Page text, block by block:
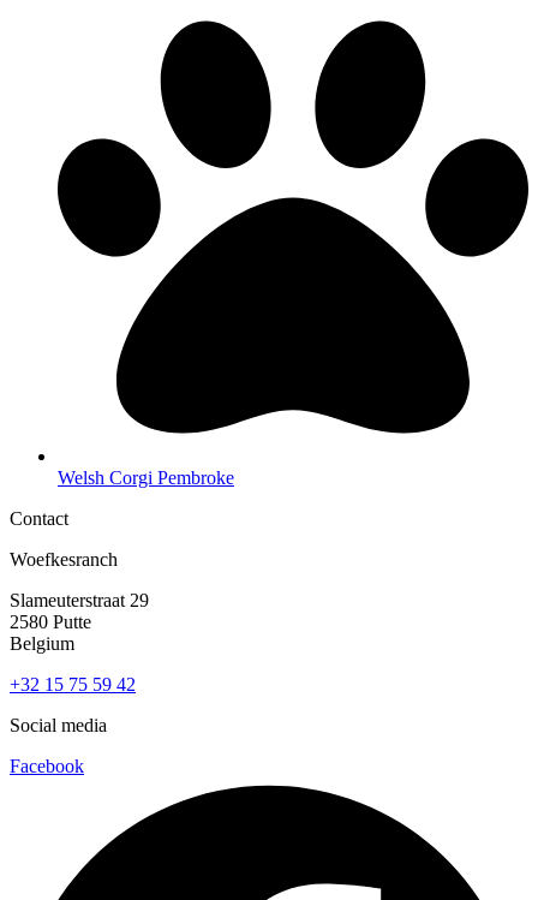
Welsh Corgi Pembroke
Contact
Woefkesranch
Slameuterstraat 29
2580 Putte
Belgium
+32 15 75 59 42
Social media
Facebook